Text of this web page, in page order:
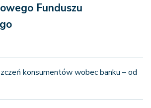
Funduszu
konsumentów wobec banku – od